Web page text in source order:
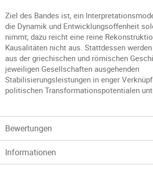
Ziel des Bandes ist, ein
die Dynamik und Entwicklungsoffenheit
nimmt; dazu reicht eine reine
Kausalitäten nicht aus. Stattdessen
aus der griechischen und römischen
jeweiligen Gesellschaften ausgehenden
Stabilisierungsleistungen in enger
politischen Transformationspotentialen
Bewertungen
Informationen